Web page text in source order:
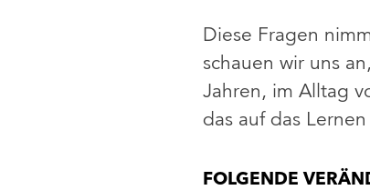
Diese Fragen
schauen wir uns
Jahren, im Alltag
das auf das
FOLGENDE